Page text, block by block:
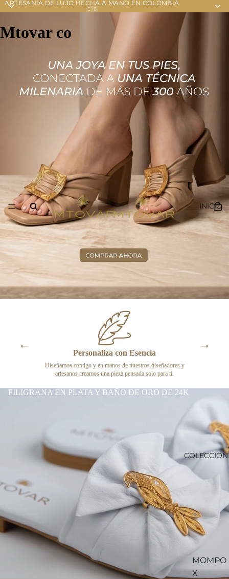
ARTESANÍA DE LUJO HECHA A MANO EN COLOMBIA
🇨🇴
Mtovar co
INICIO
MOMPO
X
←
Personaliza con Esencia
Diseñamos contigo y en manos de nuestros diseñadores y
artesanos creamos una pieza pensada solo para ti.
→
FILIGRANA EN PLATA Y BAÑO DE ORO DE 24K